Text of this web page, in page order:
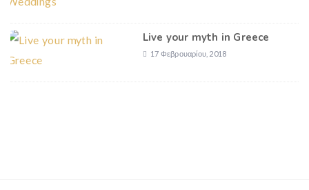
Live your myth in Greece
17 Φεβρουαρίου, 2018